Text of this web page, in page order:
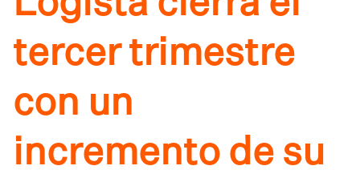
tercer trimestre
con un
incremento de su